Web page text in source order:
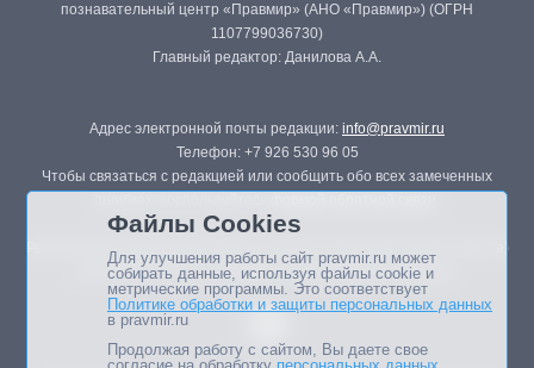
познавательный центр «Правмир» (АНО «Правмир») (ОГРН
1107799036730)
Главный редактор: Данилова А.А.
Адрес электронной почты редакции: info@pravmir.ru
Телефон: +7 926 530 96 05
Чтобы связаться с редакцией или сообщить обо всех замеченных
Републикация материалов сайта в печатных изданиях (книгах, прессе)
возможна только с письменного разрешения редакции.
Файлы Cookies
Для улучшения работы сайт pravmir.ru может
собирать данные, используя файлы cookie и
метрические программы. Это соответствует
Политике обработки и защиты персональных данных
в pravmir.ru
Продолжая работу с сайтом, Вы даете свое